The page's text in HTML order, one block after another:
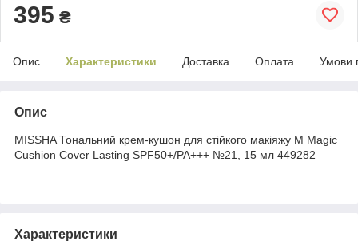
395 ₴
Опис Характеристики Доставка Оплата Умови
Опис
MISSHA Тональний крем-кушон для стійкого макіяжу M Magic
Cushion Cover Lasting SPF50+/PA+++ №21, 15 мл 449282
Характеристики